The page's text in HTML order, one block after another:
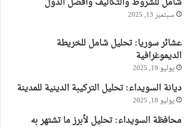
سبتمبر 13, 2025
عشائر سوريا: تحليل شامل للخريطة
الديموغرافية
يوليو 19, 2025
ديانة السويداء: تحليل التركيبة الدينية للمدينة
يوليو 18, 2025
محافظة السويداء: تحليل لأبرز ما تشتهر به